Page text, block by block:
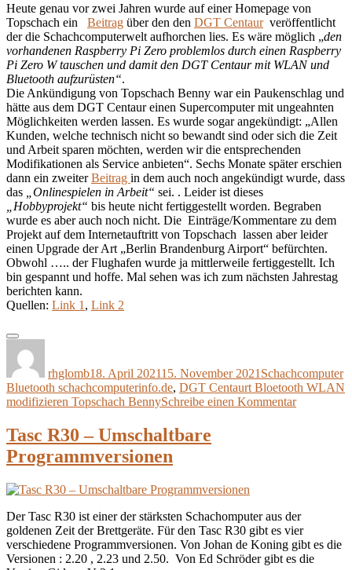
Heute genau vor zwei Jahren wurde auf einer Homepage von
Topschach ein Beitrag über den den DGT Centaurveröffentlicht
der die Schachcomputerwelt aufhorchen lies. Es wäre möglich „den
vorhandenen Raspberry Pi Zero problemlos durch einen Raspberry
Pi Zero W tauschen und damit den DGT Centaur mit WLAN und
Bluetooth aufzurüsten“.
Die Ankündigung von Topschach Benny war ein Paukenschlag und
hätte aus dem DGT Centaur einen Supercomputer mit ungeahnten
Möglichkeiten werden lassen. Es wurde sogar angekündigt: „Allen
Kunden, welche technisch nicht so bewandt sind oder sich die Zeit
und Arbeit sparen möchten, werden wir die entsprechenden
Modifikationen als Service anbieten“. Sechs Monate später erschien
dann ein zweiterBeitrag in dem auch noch angekündigt wurde, dass
das
„Onlinespielen in Arbeit“ sei. . Leider ist dieses
„Hobbyprojekt“ bis heute nicht fertiggestellt worden. Begraben
wurde es aber auch noch nicht. Die Einträge/Kommentare zu dem
Projekt auf dem Internetauftritt von Topschach lassen aber leider
einen Upgrade der Art „Berlin Brandenburg Airport“ befürchten.
Obwohl ….. der Flughafen wurde ja mittlerweile fertiggestellt. Ich
bin gespannt und hoffe. Mal sehen was ich zum nächsten Jahrestag
berichten kann.
Quellen: Link 1 , Link 2
rhglomb18. April 202115. November 2021 Schachcomputer
Bluetooth schachcomputerinfo.de, DGT Centaurt Bloetooth WLAN
modifizieren Topschach BennySchreibe einen Kommentarzu
Tasc R30 – Umschaltbare
Programmversionen
Der Tasc R30 ist einer der stärksten Schachomputer aus der
goldenen Zeit der Brettgeräte. Für den Tasc R30 gibt es vier
verschiedene Programmversionen. Von Johan de Koning gibt es die
Versionen : 2.20 , 2.23 und 2.50. Von Ed Schröder gibt es die